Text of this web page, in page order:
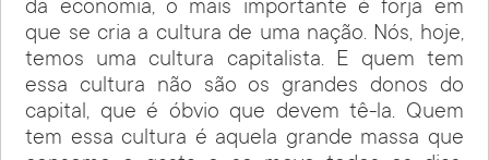
da economia, o mais importante é forja em
que se cria a cultura de uma nação. Nós, hoje,
temos uma cultura capitalista. E quem tem
essa cultura não são os grandes donos do
capital, que é óbvio que devem tê-la. Quem
tem essa cultura é aquela grande massa que